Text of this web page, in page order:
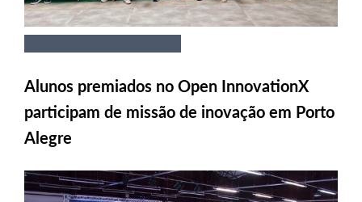
Alunos premiados no Open InnovationX
participam de missão de inovação em Porto
Alegre